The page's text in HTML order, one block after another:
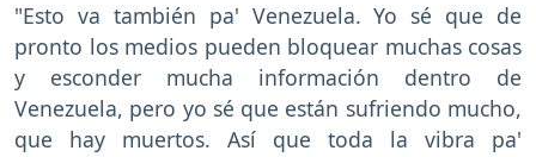
"Esto va también pa' Venezuela. Yo sé que de
pronto los medios pueden bloquear muchas cosas
y esconder mucha información dentro de
Venezuela, pero yo sé que están sufriendo mucho,
que hay muertos. Así que toda la vibra pa'